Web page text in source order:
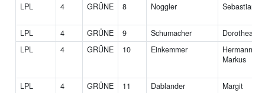
LPL
4 GRÜNE 8 Noggler Sebastian
LPL 4 GRÜNE 9 Schumacher
Dorothea
LPL
4 GRÜNE 10 Einkemmer
Hermann
Markus
LPL 4 GRÜNE 11 Dablander Margit